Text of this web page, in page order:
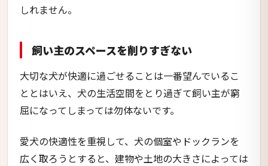
しれません。
飼い主のスペースを削りすぎない
大切な犬が快適に過ごせることは一番望んでいるこ
ととはいえ、犬の生活空間をとり過ぎて飼い主が窮
屈になってしまっては勿体ないです。
愛犬の快適性を重視して、犬の個室やドックランを
広く取ろうとすると、建物や土地の大きさによっては